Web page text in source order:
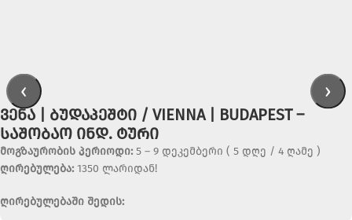
‹ ›
ᲕᲔᲜᲐ | ᲑᲣᲓᲐᲞᲔᲨᲢᲘ / VIENNA | BUDAPEST –
ᲡᲐᲨᲝᲑᲐᲝ ᲘᲜᲓ. ᲢᲣᲠᲘ
მოგზაურობის პერიოდი: 5 – 9 დეკემბერი ( 5 დღე / 4 ღამე )
ღირებულება: 1350 ლარიდან!
ღირებულებაში შედის: